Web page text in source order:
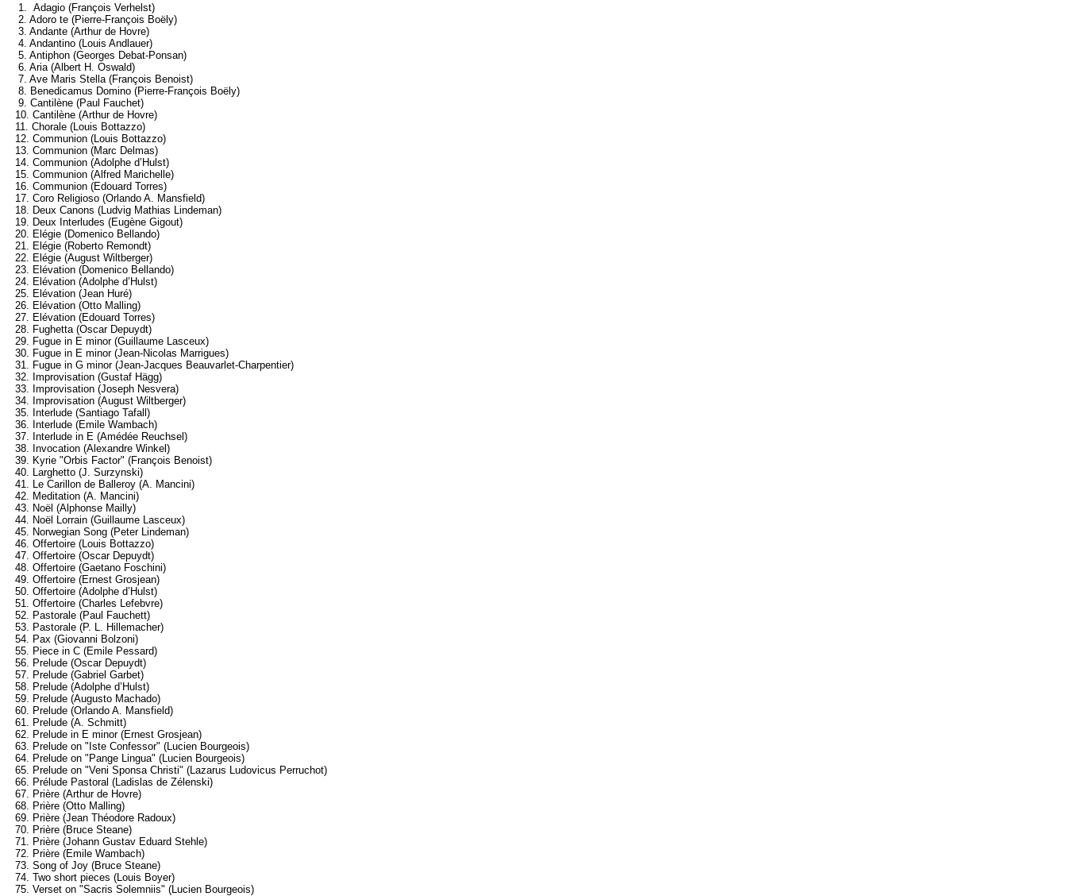
1. Adagio (François Verhelst)
2. Adoro te (Pierre-François Boëly)
3. Andante (Arthur de Hovre)
4. Andantino (Louis Andlauer)
5. Antiphon (Georges Debat-Ponsan)
6. Aria (Albert H. Oswald)
7. Ave Maris Stella (François Benoist)
8. Benedicamus Domino (Pierre-François Boëly)
9. Cantilène (Paul Fauchet)
10. Cantilène (Arthur de Hovre)
11. Chorale (Louis Bottazzo)
12. Communion (Louis Bottazzo)
13. Communion (Marc Delmas)
14. Communion (Adolphe d’Hulst)
15. Communion (Alfred Marichelle)
16. Communion (Edouard Torres)
17. Coro Religioso (Orlando A. Mansfield)
18. Deux Canons (Ludvig Mathias Lindeman)
19. Deux Interludes (Eugène Gigout)
20. Elégie (Domenico Bellando)
21. Elégie (Roberto Remondt)
22. Elégie (August Wiltberger)
23. Elévation (Domenico Bellando)
24. Elévation (Adolphe d’Hulst)
25. Elévation (Jean Huré)
26. Elévation (Otto Malling)
27. Elévation (Edouard Torres)
28. Fughetta (Oscar Depuydt)
29. Fugue in E minor (Guillaume Lasceux)
30. Fugue in E minor (Jean-Nicolas Marrigues)
31. Fugue in G minor (Jean-Jacques Beauvarlet-Charpentier)
32. Improvisation (Gustaf Hägg)
33. Improvisation (Joseph Nesvera)
34. Improvisation (August Wiltberger)
35. Interlude (Santiago Tafall)
36. Interlude (Emile Wambach)
37. Interlude in E (Amédée Reuchsel)
38. Invocation (Alexandre Winkel)
39. Kyrie "Orbis Factor" (François Benoist)
40. Larghetto (J. Surzynski)
41. Le Carillon de Balleroy (A. Mancini)
42. Meditation (A. Mancini)
43. Noël (Alphonse Mailly)
44. Noël Lorrain (Guillaume Lasceux)
45. Norwegian Song (Peter Lindeman)
46. Offertoire (Louis Bottazzo)
47. Offertoire (Oscar Depuydt)
48. Offertoire (Gaetano Foschini)
49. Offertoire (Ernest Grosjean)
50. Offertoire (Adolphe d’Hulst)
51. Offertoire (Charles Lefebvre)
52. Pastorale (Paul Fauchett)
53. Pastorale (P. L. Hillemacher)
54. Pax (Giovanni Bolzoni)
55. Piece in C (Emile Pessard)
56. Prelude (Oscar Depuydt)
57. Prelude (Gabriel Garbet)
58. Prelude (Adolphe d’Hulst)
59. Prelude (Augusto Machado)
60. Prelude (Orlando A. Mansfield)
61. Prelude (A. Schmitt)
62. Prelude in E minor (Ernest Grosjean)
63. Prelude on "Iste Confessor" (Lucien Bourgeois)
64. Prelude on "Pange Lingua" (Lucien Bourgeois)
65. Prelude on "Veni Sponsa Christi" (Lazarus Ludovicus Perruchot)
66. Prélude Pastoral (Ladislas de Zélenski)
67. Prière (Arthur de Hovre)
68. Prière (Otto Malling)
69. Prière (Jean Théodore Radoux)
70. Prière (Bruce Steane)
71. Prière (Johann Gustav Eduard Stehle)
72. Prière (Emile Wambach)
73. Song of Joy (Bruce Steane)
74. Two short pieces (Louis Boyer)
75. Verset on "Sacris Solemniis" (Lucien Bourgeois)